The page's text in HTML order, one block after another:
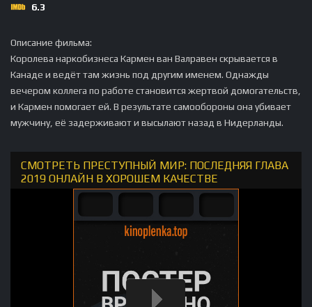
6.3
Описание фильма:
Королева наркобизнеса Кармен ван Валравен скрывается в
Канаде и ведёт там жизнь под другим именем. Однажды
вечером коллега по работе становится жертвой домогательств,
и Кармен помогает ей. В результате самообороны она убивает
мужчину, её задерживают и высылают назад в Нидерланды.
СМОТРЕТЬ ПРЕСТУПНЫЙ МИР: ПОСЛЕДНЯЯ ГЛАВА
2019 ОНЛАЙН В ХОРОШЕМ КАЧЕСТВЕ